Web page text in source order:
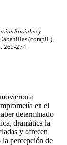
Sociales y
(compil.),
263-274.
a
en el
determinado
dramática la
y ofrecen
percepción de